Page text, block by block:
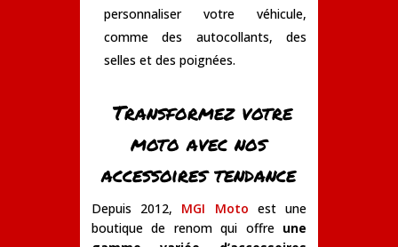
personnaliser votre véhicule,
comme des autocollants, des
selles et des poignées.
Transformez votre
moto avec nos
accessoires tendance
Depuis 2012, MGI Moto est une
boutique de renom qui offre une